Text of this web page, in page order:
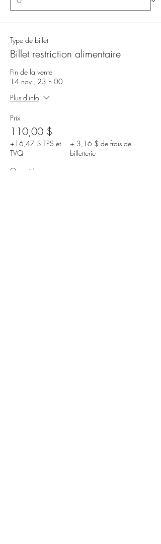
Type de billet
Billet restriction alimentaire
Fin de la vente
14 nov., 23 h 00
Plus d'info
Prix
110,00 $
+16,47 $ TPS et
TVQ
+ 3,16 $ de frais de
billetterie
Quantité